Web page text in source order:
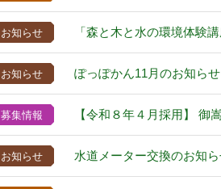
お知らせ 「森と木と水の環境体
お知らせ ぽっぽかん11月のお知らせ
募集情報 【令和８年４月採用】
お知らせ 水道メーター交換のお知